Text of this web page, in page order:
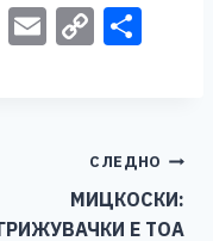
Vi E C
Li
n
СЛЕДНО
МИЦКОСКИ:
Е ТОА